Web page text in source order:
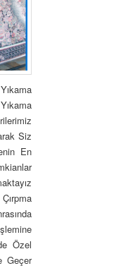
Siz
En
Özel
Geçer